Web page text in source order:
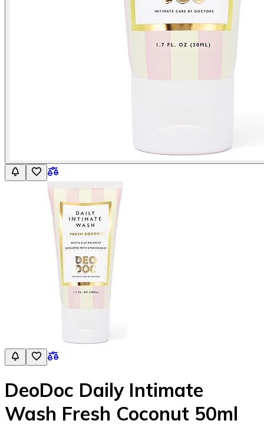
DeoDoc Daily Intimate
Wash Fresh Coconut 50ml